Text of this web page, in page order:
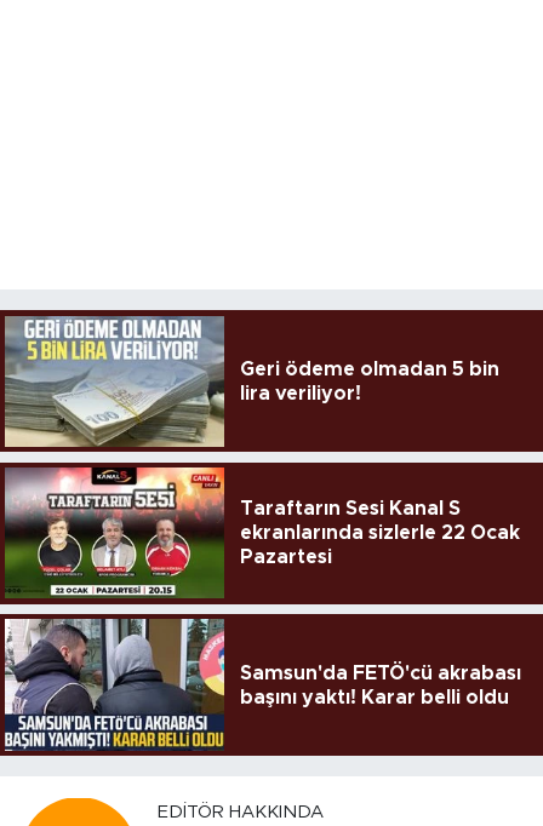
Geri ödeme olmadan 5 bin
lira veriliyor!
Taraftarın Sesi Kanal S
ekranlarında sizlerle 22 Ocak
Pazartesi
Samsun'da FETÖ'cü akrabası
başını yaktı! Karar belli oldu
EDITÖR HAKKINDA